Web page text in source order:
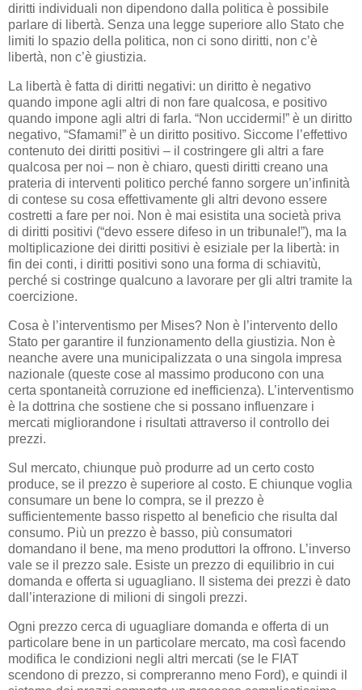
diritti individuali non dipendono dalla politica è possibile
parlare di libertà. Senza una legge superiore allo Stato che
limiti lo spazio della politica, non ci sono diritti, non c’è
libertà, non c’è giustizia.
La libertà è fatta di diritti negativi: un diritto è negativo
quando impone agli altri di non fare qualcosa, e positivo
quando impone agli altri di farla. “Non uccidermi!” è un diritto
negativo, “Sfamami!” è un diritto positivo. Siccome l’effettivo
contenuto dei diritti positivi – il costringere gli altri a fare
qualcosa per noi – non è chiaro, questi diritti creano una
prateria di interventi politico perché fanno sorgere un’infinità
di contese su cosa effettivamente gli altri devono essere
costretti a fare per noi. Non è mai esistita una società priva
di diritti positivi (“devo essere difeso in un tribunale!”), ma la
moltiplicazione dei diritti positivi è esiziale per la libertà: in
fin dei conti, i diritti positivi sono una forma di schiavitù,
perché si costringe qualcuno a lavorare per gli altri tramite la
coercizione.
Cosa è l’interventismo per Mises? Non è l’intervento dello
Stato per garantire il funzionamento della giustizia. Non è
neanche avere una municipalizzata o una singola impresa
nazionale (queste cose al massimo producono con una
certa spontaneità corruzione ed inefficienza). L’interventismo
è la dottrina che sostiene che si possano influenzare i
mercati migliorandone i risultati attraverso il controllo dei
prezzi.
Sul mercato, chiunque può produrre ad un certo costo
produce, se il prezzo è superiore al costo. E chiunque voglia
consumare un bene lo compra, se il prezzo è
sufficientemente basso rispetto al beneficio che risulta dal
consumo. Più un prezzo è basso, più consumatori
domandano il bene, ma meno produttori la offrono. L’inverso
vale se il prezzo sale. Esiste un prezzo di equilibrio in cui
domanda e offerta si uguagliano. Il sistema dei prezzi è dato
dall’interazione di milioni di singoli prezzi.
Ogni prezzo cerca di uguagliare domanda e offerta di un
particolare bene in un particolare mercato, ma così facendo
modifica le condizioni negli altri mercati (se le FIAT
scendono di prezzo, si compreranno meno Ford), e quindi il